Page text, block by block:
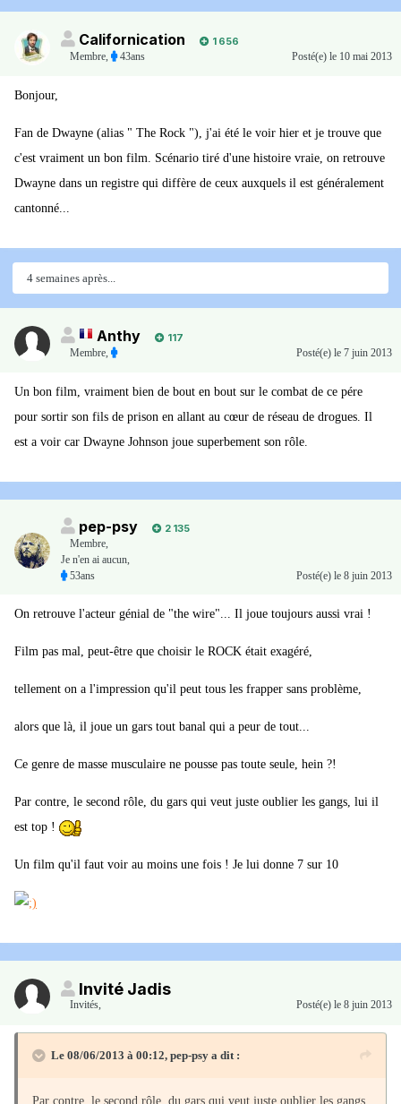
Californication
1 656
Membre, 43ans Posté(e) le 10 mai 2013
Bonjour,
Fan de Dwayne (alias " The Rock "), j'ai été le voir hier et je trouve que
c'est vraiment un bon film. Scénario tiré d'une histoire vraie, on retrouve
Dwayne dans un registre qui diffère de ceux auxquels il est généralement
cantonné...
4 semaines après...
Anthy
117
Membre, Posté(e) le 7 juin 2013
Un bon film, vraiment bien de bout en bout sur le combat de ce pére
pour sortir son fils de prison en allant au cœur de réseau de drogues. Il
est a voir car Dwayne Johnson joue superbement son rôle.
pep-psy
2 135
Membre,
Je n'en ai aucun,
53ans
Posté(e) le 8 juin 2013
On retrouve l'acteur génial de "the wire"... Il joue toujours aussi vrai !
Film pas mal, peut-être que choisir le ROCK était exagéré,
tellement on a l'impression qu'il peut tous les frapper sans problème,
alors que là, il joue un gars tout banal qui a peur de tout...
Ce genre de masse musculaire ne pousse pas toute seule, hein ?!
Par contre, le second rôle, du gars qui veut juste oublier les gangs, lui il
est top !
Un film qu'il faut voir au moins une fois ! Je lui donne 7 sur 10
Invité Jadis
Invités, Posté(e) le 8 juin 2013
Le 08/06/2013 à 00:12, pep-psy a dit :
Par contre, le second rôle, du gars qui veut juste oublier les gangs,